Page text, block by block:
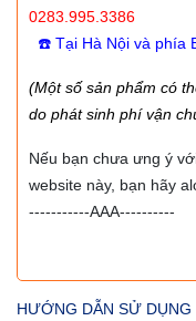
0283.995.3386
☎️ Tại Hà Nội và phía
(Một số sản phẩm có
do phát sinh phí vận
Nếu bạn chưa ưng ý
website này, bạn hãy
-----------AAA----------
HƯỚNG DẪN SỬ DỤNG